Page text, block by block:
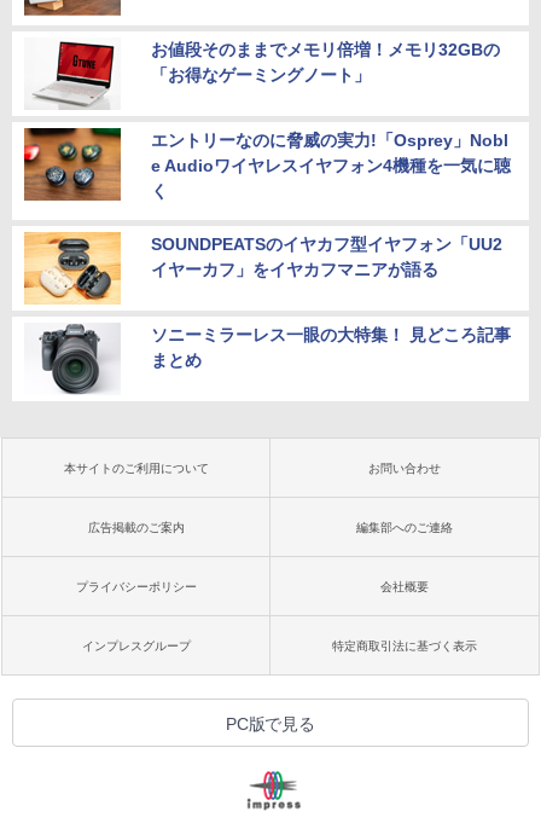
お値段そのままでメモリ倍増！メモリ32GBの
「お得なゲーミングノート」
エントリーなのに脅威の実力!「Osprey」Nobl
e Audioワイヤレスイヤフォン4機種を一気に聴
く
SOUNDPEATSのイヤカフ型イヤフォン「UU2
イヤーカフ」をイヤカフマニアが語る
ソニーミラーレス一眼の大特集！ 見どころ記事
まとめ
本サイトのご利用について お問い合わせ
広告掲載のご案内 編集部へのご連絡
プライバシーポリシー 会社概要
インプレスグループ 特定商取引法に基づく表示
PC版で見る